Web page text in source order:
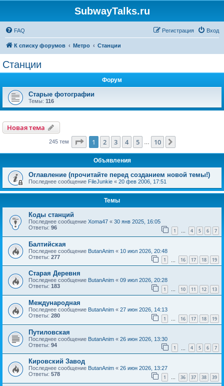
SubwayTalks.ru
FAQ Вход
Регистрация
К списку форумов Метро Станции
Станции
Форум
Старые фотографии
Темы: 116
Новая тема
245 тем Страница из 10
1 2 3 4 5 10
Объявления
Оглавление (прочитайте перед созданием новой темы!)
Последнее сообщение FileJunkie « 20 фев 2006, 17:51
Темы
Коды станций
Последнее сообщение Xoma47 « 30 янв 2025, 16:05
Ответы: 96 1 … 4 5 6 7
Балтийская
Последнее сообщение ButanAnim « 10 июл 2026, 20:48
Ответы: 277 1 16 17 18 19
Старая Деревня
Последнее сообщение ButanAnim « 09 июл 2026, 20:28
Ответы: 183 1 … 10 11 12 13
Международная
Последнее сообщение ButanAnim « 27 июн 2026, 14:13
Ответы: 280 1 … 16 17 18 19
Путиловская
Последнее сообщение ButanAnim « 26 июн 2026, 13:30
Ответы: 94 1 4 5 6 7
Кировский Завод
Последнее сообщение ButanAnim « 26 июн 2026, 13:27
Ответы: 578 1 … 36 37 38 39